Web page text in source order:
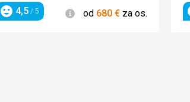
Hodnotenie
4,5 / 5 Informácie
od 680 € za os.